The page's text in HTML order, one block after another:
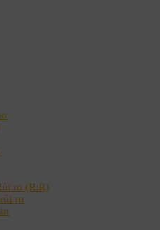
ro (R:R)
ro